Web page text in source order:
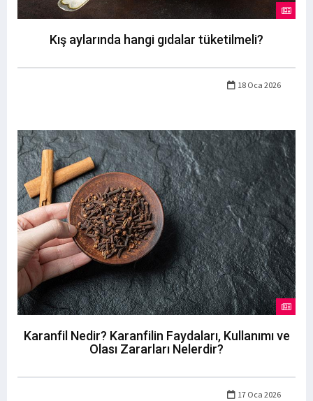
Kış aylarında hangi gıdalar tüketilmeli?
18 Oca 2026
Karanfil Nedir? Karanfilin Faydaları, Kullanımı ve
Olası Zararları Nelerdir?
17 Oca 2026